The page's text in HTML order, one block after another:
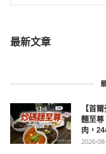
最新文章
【首
麵至尊
肉，
2026-